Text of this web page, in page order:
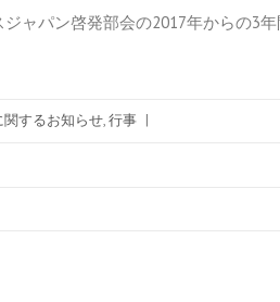
ャパン啓発部会の2017年からの3
するお知らせ,行事 |